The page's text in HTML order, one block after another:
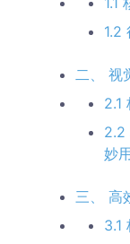
1.2
二、 视
2.1
2.2
妙
三、 高
3.1